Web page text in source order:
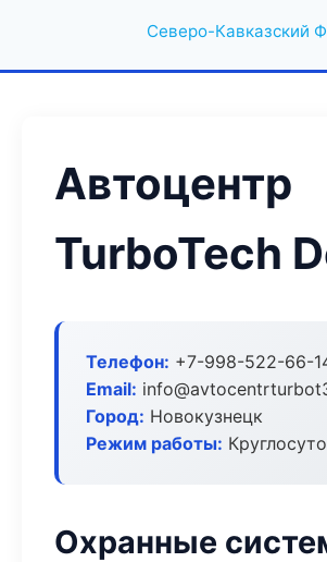
Северо-Кавказский
Автоцентр
TurboTech
Телефон: +7-998-522-66-
Email:
Город: Новокузнецк
Режим работы:
Охранные